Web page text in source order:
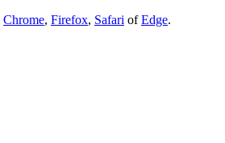
Chrome, Firefox, Safari ofEdge.